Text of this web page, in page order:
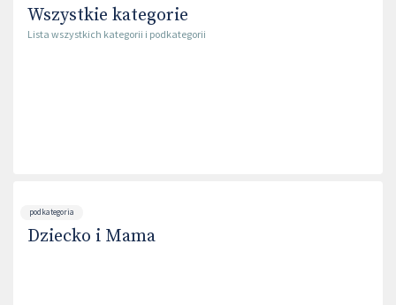
Wszystkie kategorie
Lista wszystkich kategorii i podkategorii
podkategoria
Dziecko i Mama